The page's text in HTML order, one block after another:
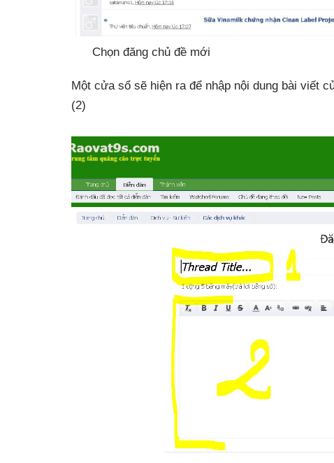
Chọn đăng chủ đề mới
Một cửa sổ sẽ hiện ra để nhập nội dung bài viết
(2)